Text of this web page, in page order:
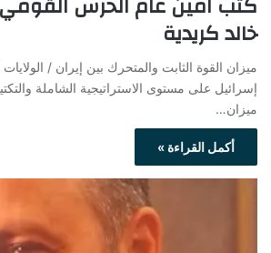
خالد كريدية
ميزان القوة الثابت والمتحرك بين إيران / الولايات
إسرائيل على مستوى الاستراتيجية الشاملة
ميزان…
أكمل القراءة »